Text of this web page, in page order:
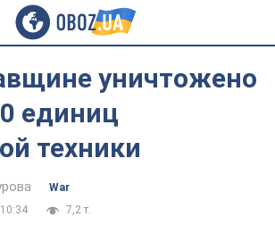
уничтожено
единиц
техники
War
7,2 т.